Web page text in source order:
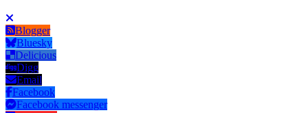
Blogger
Bluesky
Delicious
Digg
Email
Facebook
Facebook messenger